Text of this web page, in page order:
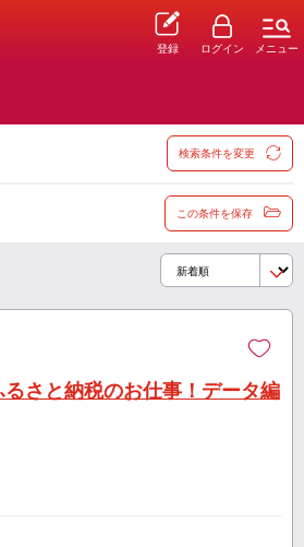
登録 ログイン メニュー
検索条件を変更
この条件を保存
るさと納税のお仕事！データ編